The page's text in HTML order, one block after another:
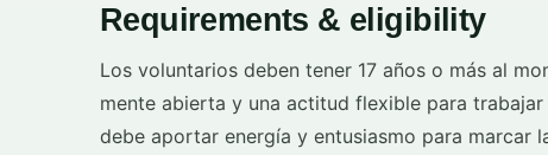
Requirements & eligibility
Los voluntarios deben tener 17 años o más al
mente abierta y una actitud flexible para
debe aportar energía y entusiasmo para marcar